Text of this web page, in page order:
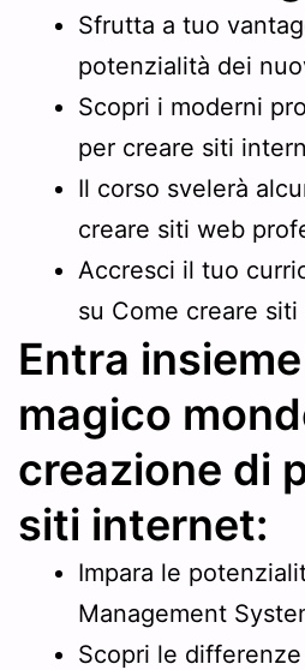
Sfrutta a tuo
potenzialità dei
Scopri i moderni
per creare siti
Il corso svelerà
creare siti web
Accresci il tuo
su Come creare
Entra
magico
creazione di
siti internet:
Impara le
Management
Scopri le differenze